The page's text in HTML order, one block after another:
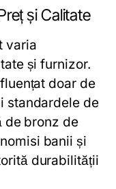
și Calitate
varia
și furnizor.
doar de
standardele de
de bronz de
banii și
durabilității